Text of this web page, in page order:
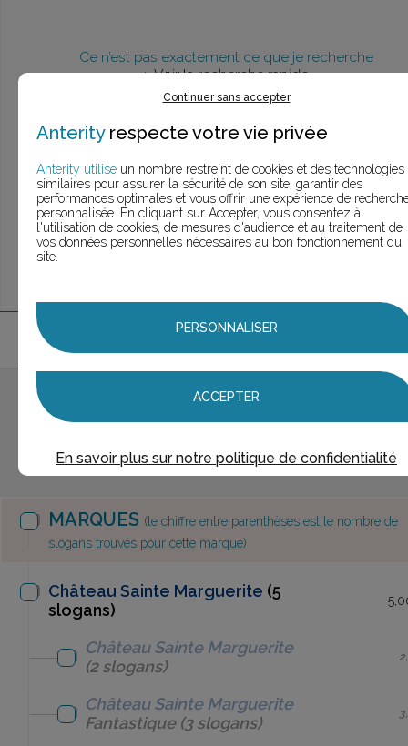
Ce n’est pas exactement ce que je recherche
> Voir larecherche rapide
> Voir larecherche approfondie
UNE QUESTION ?
ÉCHANGEONS
marque
Aucune marque sélectionnée
MARQUES (le chiffre entre parenthèses est le nombre de
slogans trouvés pour cette marque)
Château Sainte Marguerite (5
slogans)
Château Sainte Marguerite
(2 slogans)
Château Sainte Marguerite
Fantastique(3 slogans)
Continuer sans accepter
Anterityrespecte votre vie privée
Anterity utilise un nombre restreint de cookies et des technologies
similaires pour assurer la sécurité de son site, garantir des
performances optimales et vous offrir une expérience de
personnalisée. En cliquant sur Accepter, vous consentez à
l'utilisation de cookies, de mesures d'audience et au traitement de
vos données personnelles nécessaires au bon fonctionnement du
site.
PERSONNALISER
ACCEPTER
En savoir plus sur notre politique de confidentialité